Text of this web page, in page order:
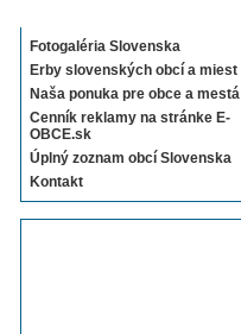
Fotogaléria Slovenska
Erby slovenských obcí a miest
Naša ponuka pre obce a mestá
Cenník reklamy na stránke E-
OBCE.sk
Úplný zoznam obcí Slovenska
Kontakt